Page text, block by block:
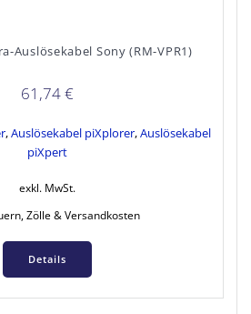
Auslösekabel Sony (RM-VPR1)
61,74€
,Auslösekabel piXplorer,Auslösekabel
piXpert
exkl. MwSt.
Zölle & Versandkosten
Details